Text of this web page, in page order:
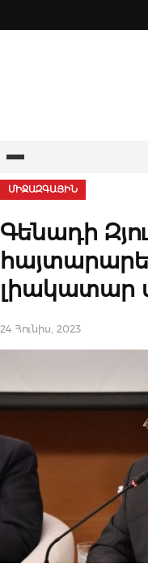
to
Ընտրացանկ
ՄԻՋԱԶԳԱՅԻՆ
Գենադի
լիակատար
24 Հունիս, 2023